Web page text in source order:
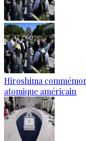
Hiroshima
atomique américain